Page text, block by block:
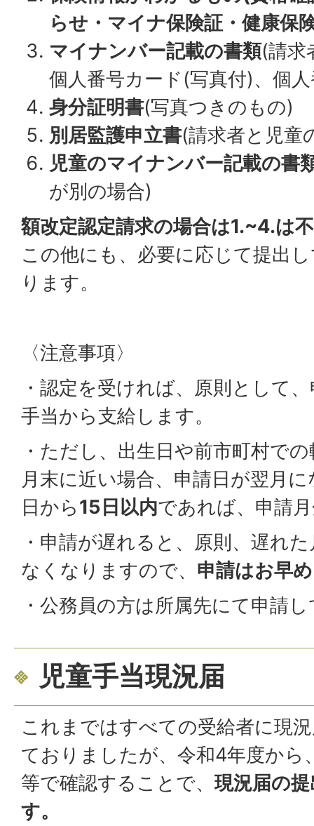
らせ・マイナ保険証・健康保
マイナンバー記載の書類(請求
個人番号カード(写真付)、個
身分証明書(写真つきのもの)
別居監護申立書(請求者と児童
児童のマイナンバー記載の書
が別の場合)
額改定認定請求の場合は1.~4.は
この他にも、必要に応じて提出
ります。
〈注意事項〉
・認定を受ければ、原則として
手当から支給します。
・ただし、出生日や前市町村で
月末に近い場合、申請日が翌月
日から15日以内であれば、申請
・申請が遅れると、原則、遅れ
なくなりますので、 申請はお早
・公務員の方は所属先にて申請
児童手当現況届
これまではすべての受給者に現
ておりましたが、令和4年度から
等で確認することで、現況届の
す。